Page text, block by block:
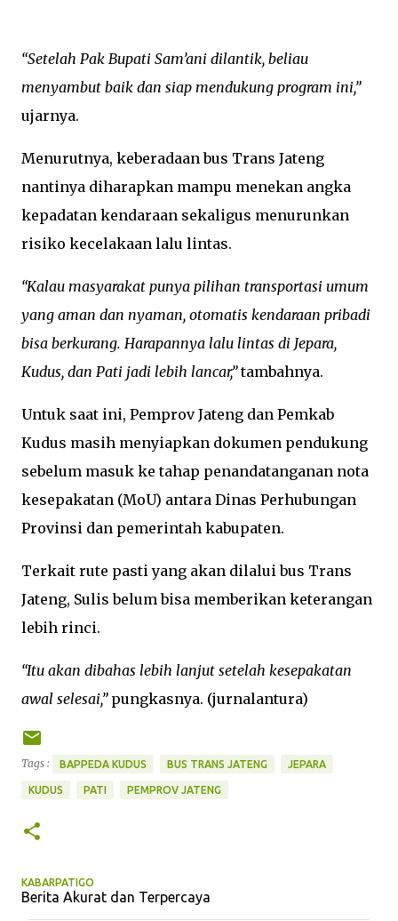
“Setelah Pak Bupati Sam’ani dilantik, beliau
menyambut baik dan siap mendukung program ini,”
ujarnya.
Menurutnya, keberadaan bus Trans Jateng
nantinya diharapkan mampu menekan angka
kepadatan kendaraan sekaligus menurunkan
risiko kecelakaan lalu lintas.
“Kalau masyarakat punya pilihan transportasi umum
yang aman dan nyaman, otomatis kendaraan pribadi
bisa berkurang. Harapannya lalu lintas di Jepara,
Kudus, dan Pati jadi lebih lancar,”tambahnya.
Untuk saat ini, Pemprov Jateng dan Pemkab
Kudus masih menyiapkan dokumen pendukung
sebelum masuk ke tahap penandatanganan nota
kesepakatan (MoU) antara Dinas Perhubungan
Provinsi dan pemerintah kabupaten.
Terkait rute pasti yang akan dilalui bus Trans
Jateng, Sulis belum bisa memberikan keterangan
lebih rinci.
“Itu akan dibahas lebih lanjut setelah kesepakatan
awal selesai,”pungkasnya. (jurnalantura)
Tags : BAPPEDA KUDUS BUS TRANS JATENG JEPARA
KUDUS PATI PEMPROV JATENG
KABARPATIGO
Berita Akurat dan Terpercaya